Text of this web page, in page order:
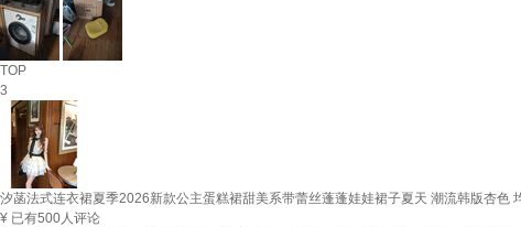
TOP
3
汐菡法式连衣裙夏季2026新款公主蛋糕裙甜美系带蕾丝蓬蓬娃娃裙子夏天 潮流韩版杏色
¥ 已有500人评论